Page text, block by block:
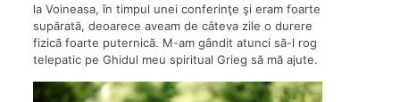
la Voineasa, în timpul unei conferinţe şi eram foarte
supărată, deoarece aveam de câteva zile o durere
fizică foarte puternică. M-am gândit atunci să-l rog
telepatic pe Ghidul meu spiritual Grieg să mă ajute.